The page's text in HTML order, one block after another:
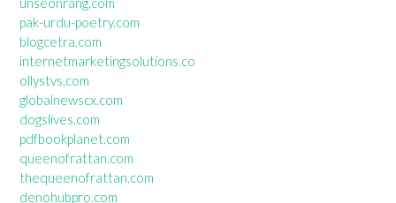
pak-urdu-poetry.com
blogcetra.com
internetmarketingsolutions.co
ollystvs.com
globalnewscx.com
dogslives.com
pdfbookplanet.com
queenofrattan.com
thequeenofrattan.com
denohubpro.com